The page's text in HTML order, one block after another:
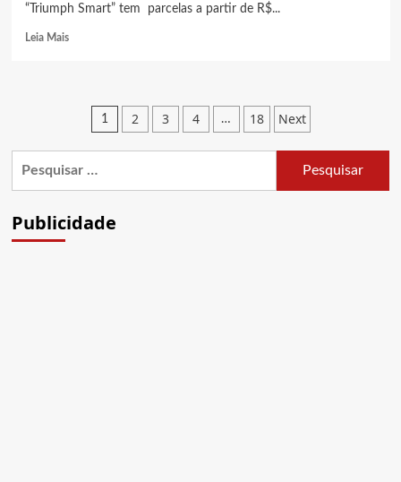
“Triumph Smart” tem parcelas a partir de R$...
Leia MaisRead
tem
parcela
a
de
Paginação
de
posts
1 2 3 4 … 18 Next
Publicidade